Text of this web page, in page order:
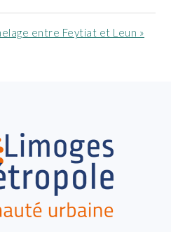
entre Feytiat et Leun »